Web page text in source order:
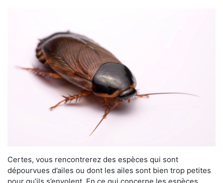
Certes, vous rencontrerez des espèces qui sont
dépourvues d’ailes ou dont les ailes sont bien trop petites